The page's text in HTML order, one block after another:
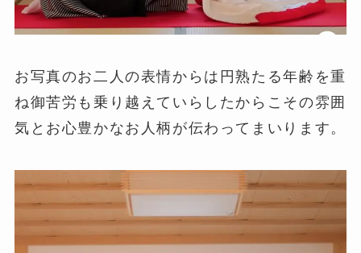
お写真のお二人の表情からは円熟たる年齢を重
ね御苦労も乗り越えていらしたからこその雰囲
気とお心豊かなお人柄が伝わってまいります。